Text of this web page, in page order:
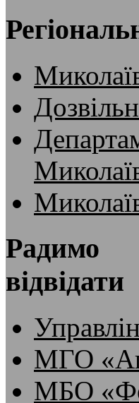
Радимо
відвідати
МГО
МБО